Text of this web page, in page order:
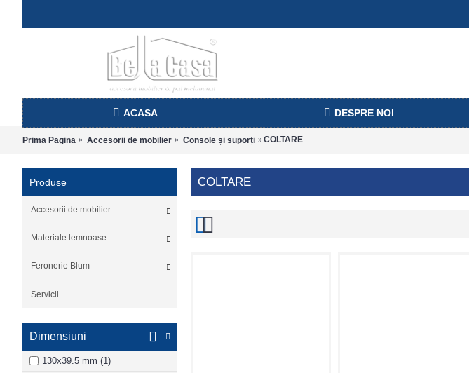
ACASA DESPRE NOI
Prima Pagina Accesorii de mobilier Console și suporți COLTARE
Produse
Accesorii de mobilier
Materiale lemnoase
Feronerie Blum
Servicii
Dimensiuni
130x39.5 mm (1)
COLTARE